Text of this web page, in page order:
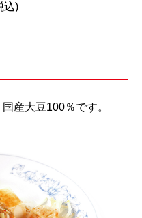
込)
産大豆100％です。